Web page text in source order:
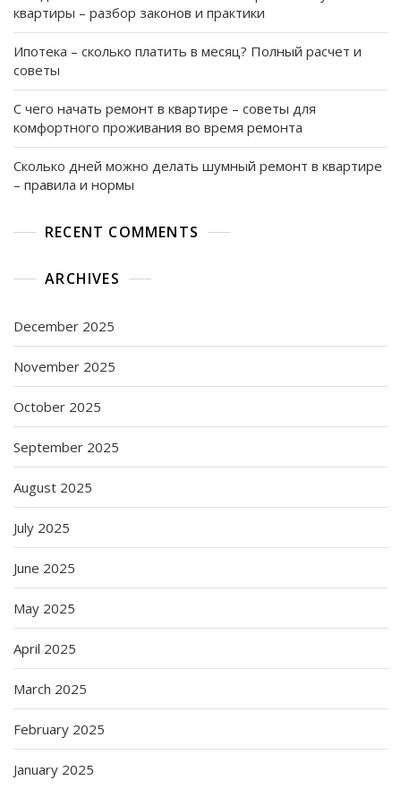
квартиры – разбор законов и практики
Ипотека – сколько платить в месяц? Полный расчет и
советы
С чего начать ремонт в квартире – советы для
комфортного проживания во время ремонта
Сколько дней можно делать шумный ремонт в квартире
– правила и нормы
RECENT COMMENTS
ARCHIVES
December 2025
November 2025
October 2025
September 2025
August 2025
July 2025
June 2025
May 2025
April 2025
March 2025
February 2025
January 2025